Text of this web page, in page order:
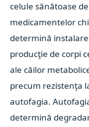
celule sănătoase
medicamentelor
determină
producţie de corpi
ale căilor
precum rezistenţa
autofagia.
determină